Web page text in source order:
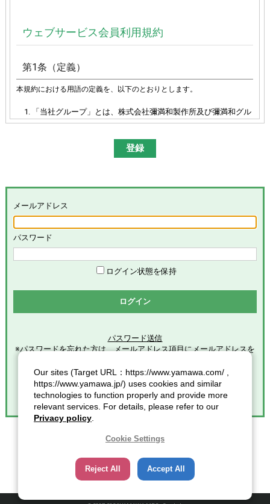
ウェブサービス会員利用規約
第1条（定義）
本規約における用語の定義を、以下のとおりとします。
「当社グループ」とは、株式会社彌満和製作所及び彌満和グル
ープ各社（株式会社やまわエンジニアリングサービス、株式会
和亜洲股份有限公司及びYAMAWA EUROPE S.p.A.）の総体又は
ト）」を意味します。
「本サービス」とは、本サイトにおける会員限定コンテンツの
提供、当社グループによる、会員に対するメールの配信その他
めます。
「会員」とは、本サービスの利用希望者で、本規約に同意のう
え当社グループが定める手続きに従い、会員登録を完了した方
ープに提供した全ての情報を意味します。
「個人情報」とは、個人情報保護の保護に関する法律第２条第
第2条（総則）
本規約の適用範囲
本規約は、本サービスの利用に関する一切の事項に適用されま
す。
本規約の改定
当社グループは、会員に対する事前連絡又は会員による事前承
諾なしに、本規約を変更・追加・削除できるものとし、会員
ものとみなします。また、この場合、会員に対する通知には次
項に定める方法その他当社グループが適当と判断した方法をと
り、当社グループが定める各諸規定等の変更についても、同様
メールアドレス
パスワード
ログイン状態を保持
ログイン
パスワード送信
※パスワードを忘れた方は、メールアドレス項目にメールアドレスを
クリックしてください。
Our sites (Target URL：https://www.yamawa.com/ ,
https://www.yamawa.jp/) uses cookies and similar
technologies to function properly and provide more
relevant services. For details, please refer to our
Privacy policy
Cookie Settings
Reject All Accept All